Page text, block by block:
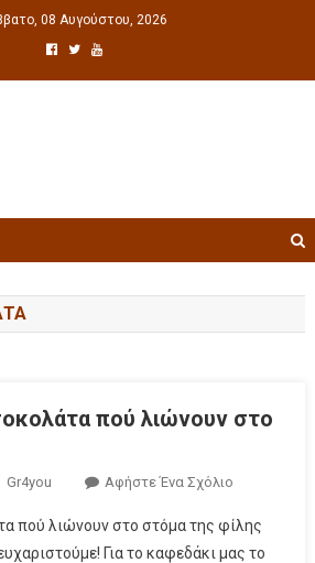
08 Αυγούστου, 2026
πού λιώνουν στο
Gr4you Αφήστε Ένα Σχόλιο
πού λιώνουν στο στόμα της φίλης
Για το καφεδάκι μας το